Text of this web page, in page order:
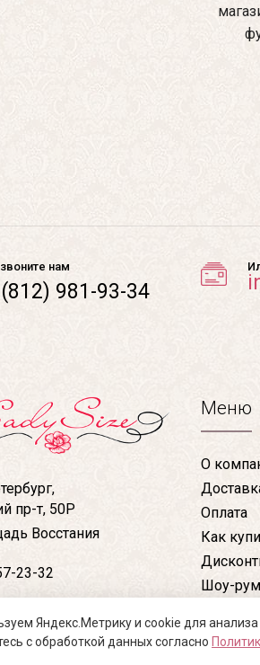
нам
981-93-34
пр-т, 50Р
Восстания
23-32
93-34
одежда больших размеров
Меню
О
Оплата
Как
Шоу-рум
Статьи
Яндекс.Метрику и cookie для
с обработкой данных согласно